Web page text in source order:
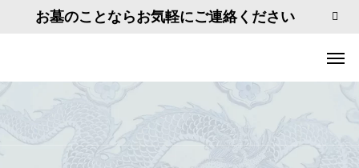
お墓のことならお気軽にご連絡ください